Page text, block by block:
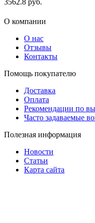
О компании
О нас
Отзывы
Контакты
Помощь покупателю
Доставка
Оплата
Рекомендации по
Часто задаваемые
Полезная информация
Новости
Статьи
Карта сайта